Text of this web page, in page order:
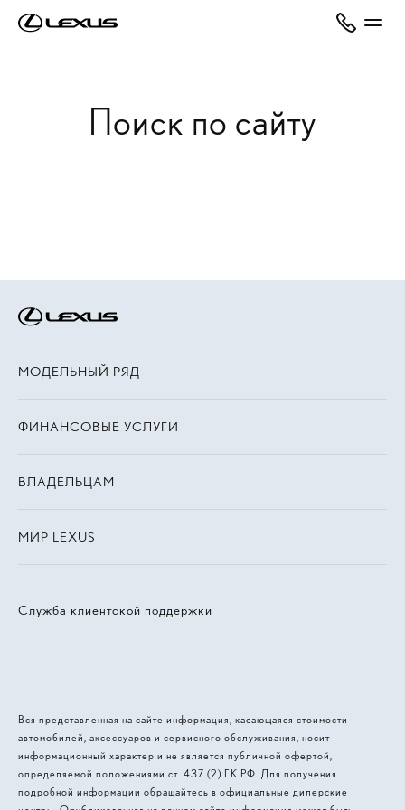
Поиск по сайту
Служба клиентской поддержки
МОДЕЛЬНЫЙ РЯД
ФИНАНСОВЫЕ УСЛУГИ
ВЛАДЕЛЬЦАМ
МИР LEXUS
Вся представленная на сайте информация, касающаяся стоимости
автомобилей, аксессуаров и сервисного обслуживания, носит
информационный характер и не является публичной офертой,
определяемой положениями ст. 437 (2) ГК РФ. Для получения
подробной информации обращайтесь в официальные дилерские